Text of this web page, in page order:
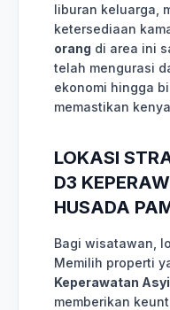
liburan keluarga,
ketersediaan
orang di area ini
telah mengurasi
ekonomi hingga
memastikan
LOKASI
D3
HUSADA
Bagi wisatawan,
Memilih properti
Keperawatan
memberikan